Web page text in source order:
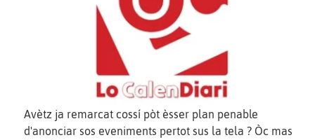
Avètz ja remarcat cossí pòt èsser plan penable
d'anonciar sos eveniments pertot sus la tela ? Òc mas